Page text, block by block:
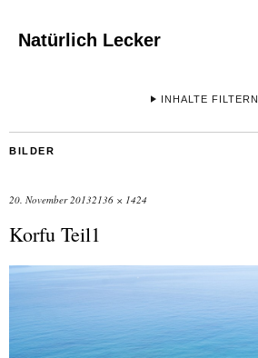
Natürlich Lecker
INHALTE FILTERN
BILDER
20. November 20132136 × 1424
Korfu Teil1